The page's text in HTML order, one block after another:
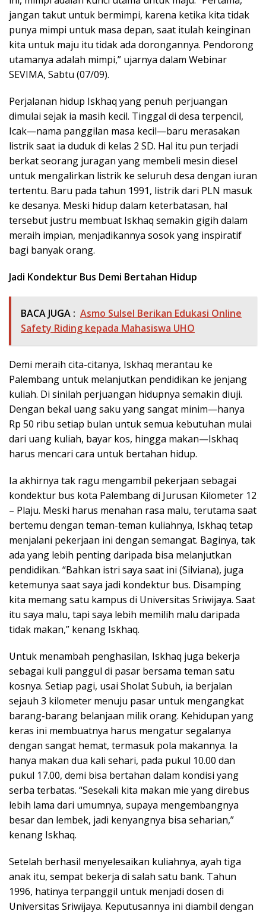
jangan takut untuk bermimpi, karena ketika kita tidak
punya mimpi untuk masa depan, saat itulah keinginan
kita untuk maju itu tidak ada dorongannya. Pendorong
utamanya adalah mimpi,” ujarnya dalam Webinar
SEVIMA, Sabtu (07/09).
Perjalanan hidup Iskhaq yang penuh perjuangan
dimulai sejak ia masih kecil. Tinggal di desa terpencil,
Icak—nama panggilan masa kecil—baru merasakan
listrik saat ia duduk di kelas 2 SD. Hal itu pun terjadi
berkat seorang juragan yang membeli mesin diesel
untuk mengalirkan listrik ke seluruh desa dengan iuran
tertentu. Baru pada tahun 1991, listrik dari PLN masuk
ke desanya. Meski hidup dalam keterbatasan, hal
tersebut justru membuat Iskhaq semakin gigih dalam
meraih impian, menjadikannya sosok yang inspiratif
bagi banyak orang.
Jadi Kondektur Bus Demi Bertahan Hidup
BACA JUGA : Asmo Sulsel Berikan Edukasi Online
Safety Riding kepada Mahasiswa UHO
Demi meraih cita-citanya, Iskhaq merantau ke
Palembang untuk melanjutkan pendidikan ke jenjang
kuliah. Di sinilah perjuangan hidupnya semakin diuji.
Dengan bekal uang saku yang sangat minim—hanya
Rp 50 ribu setiap bulan untuk semua kebutuhan mulai
dari uang kuliah, bayar kos, hingga makan—Iskhaq
harus mencari cara untuk bertahan hidup.
Ia akhirnya tak ragu mengambil pekerjaan sebagai
kondektur bus kota Palembang di Jurusan Kilometer 12
– Plaju. Meski harus menahan rasa malu, terutama saat
bertemu dengan teman-teman kuliahnya, Iskhaq tetap
menjalani pekerjaan ini dengan semangat. Baginya, tak
ada yang lebih penting daripada bisa melanjutkan
pendidikan. “Bahkan istri saya saat ini (Silviana), juga
ketemunya saat saya jadi kondektur bus. Disamping
kita memang satu kampus di Universitas Sriwijaya. Saat
itu saya malu, tapi saya lebih memilih malu daripada
tidak makan,” kenang Iskhaq.
Untuk menambah penghasilan, Iskhaq juga bekerja
sebagai kuli panggul di pasar bersama teman satu
kosnya. Setiap pagi, usai Sholat Subuh, ia berjalan
sejauh 3 kilometer menuju pasar untuk mengangkat
barang-barang belanjaan milik orang. Kehidupan yang
keras ini membuatnya harus mengatur segalanya
dengan sangat hemat, termasuk pola makannya. Ia
hanya makan dua kali sehari, pada pukul 10.00 dan
pukul 17.00, demi bisa bertahan dalam kondisi yang
serba terbatas. “Sesekali kita makan mie yang direbus
lebih lama dari umumnya, supaya mengembangnya
besar dan lembek, jadi kenyangnya bisa seharian,”
kenang Iskhaq.
Setelah berhasil menyelesaikan kuliahnya, ayah tiga
anak itu, sempat bekerja di salah satu bank. Tahun
1996, hatinya terpanggil untuk menjadi dosen di
Universitas Sriwijaya. Keputusannya ini diambil dengan